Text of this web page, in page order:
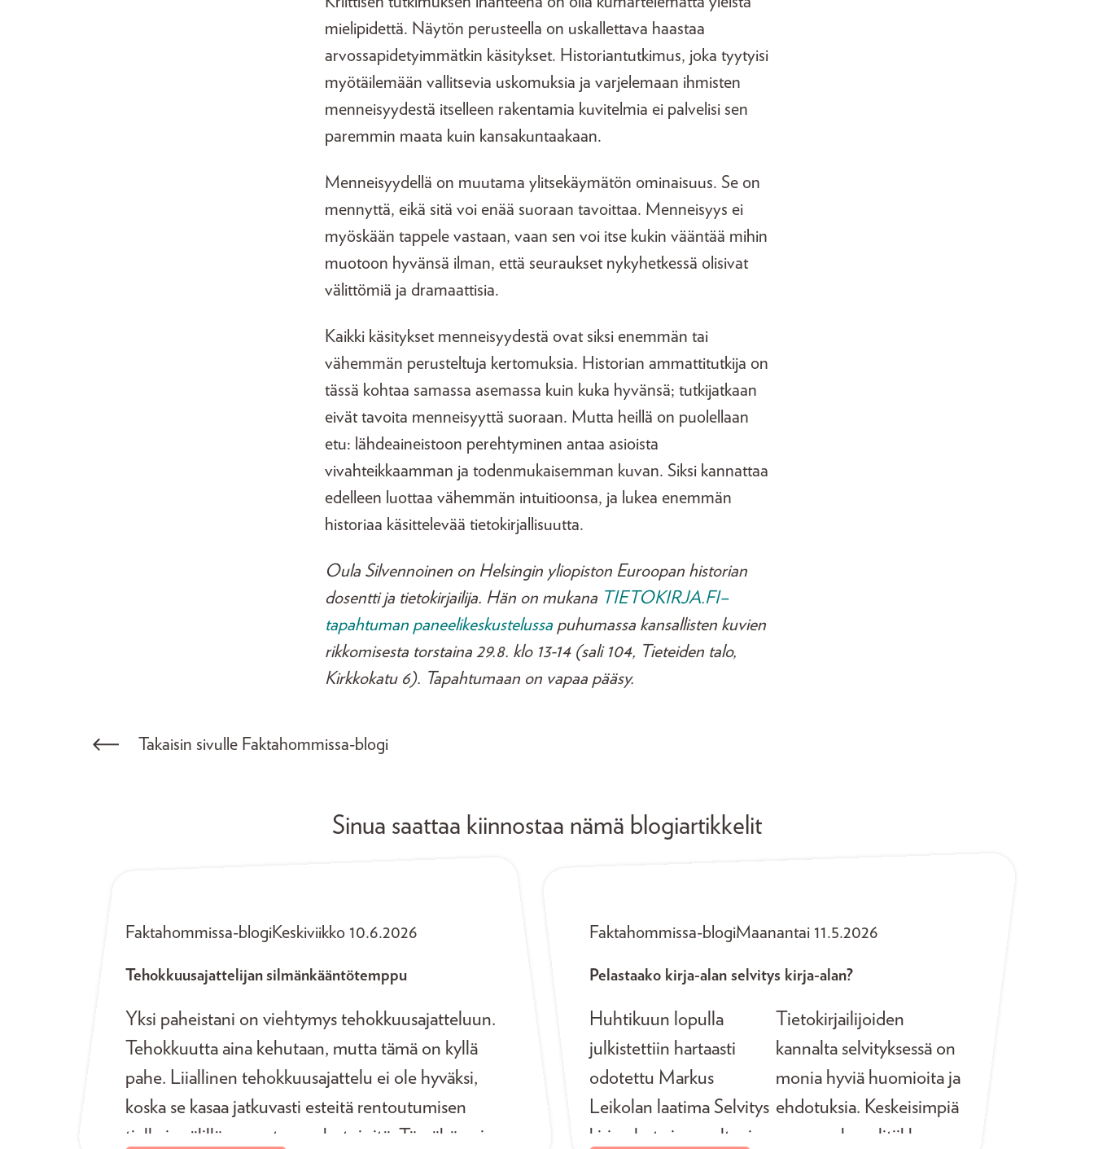
mielipidettä. Näytön perusteella on uskallettava haastaa
arvossapidetyimmätkin käsitykset. Historiantutkimus, joka tyytyisi
myötäilemään vallitsevia uskomuksia ja varjelemaan ihmisten
menneisyydestä itselleen rakentamia kuvitelmia ei palvelisi sen
paremmin maata kuin kansakuntaakaan.
Menneisyydellä on muutama ylitsekäymätön ominaisuus. Se on
mennyttä, eikä sitä voi enää suoraan tavoittaa. Menneisyys ei
myöskään tappele vastaan, vaan sen voi itse kukin vääntää mihin
muotoon hyvänsä ilman, että seuraukset nykyhetkessä olisivat
välittömiä ja dramaattisia.
Kaikki käsitykset menneisyydestä ovat siksi enemmän tai
vähemmän perusteltuja kertomuksia. Historian ammattitutkija on
tässä kohtaa samassa asemassa kuin kuka hyvänsä; tutkijatkaan
eivät tavoita menneisyyttä suoraan. Mutta heillä on puolellaan
etu: lähdeaineistoon perehtyminen antaa asioista
vivahteikkaamman ja todenmukaisemman kuvan. Siksi kannattaa
edelleen luottaa vähemmän intuitioonsa, ja lukea enemmän
historiaa käsittelevää tietokirjallisuutta.
Oula Silvennoinen on Helsingin yliopiston Euroopan historian
dosentti ja tietokirjailija. Hän on mukana TIETOKIRJA.FI–
tapahtuman paneelikeskustelussa puhumassa kansallisten kuvien
rikkomisesta torstaina 29.8. klo 13-14 (sali 104, Tieteiden talo,
Kirkkokatu 6). Tapahtumaan on vapaa pääsy.
Takaisin sivulle Faktahommissa-blogi
Sinua saattaa kiinnostaa nämä blogiartikkelit
Faktahommissa-blogiKeskiviikko 10.6.2026
Tehokkuusajattelijan silmänkääntötemppu
Yksi paheistani on viehtymys tehokkuusajatteluun.
Tehokkuutta aina kehutaan, mutta tämä on kyllä
pahe. Liiallinen tehokkuusajattelu ei ole hyväksi,
koska se kasaa jatkuvasti esteitä rentoutumisen
tielle ja välillä suorastaan sabotoi sitä. Tämähän ei
Faktahommissa-blogiMaanantai 11.5.2026
Pelastaako kirja-alan selvitys kirja-alan?
Huhtikuun lopulla
julkistettiin hartaasti
odotettu Markus
Leikolan laatima Selvitys
kirja-alasta ja soveltuvin
Tietokirjailijoiden
kannalta selvityksessä on
monia hyviä huomioita ja
ehdotuksia. Keskeisimpiä
on apurahapolitiikkaan